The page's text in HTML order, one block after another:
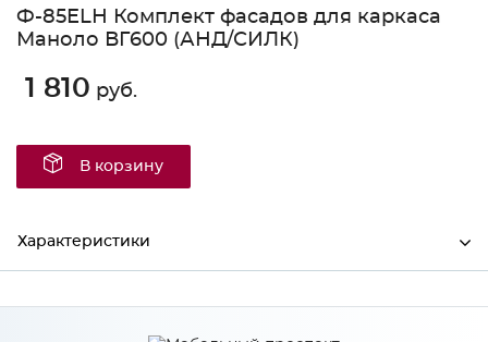
Ф-85ELН Комплект фасадов для каркаса
Маноло ВГ600 (АНД/СИЛК)
1 810 руб.
В корзину
Характеристики
Ширина 597